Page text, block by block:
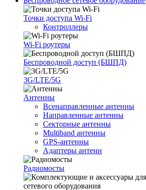
Точки доступа Wi-Fi
Контроллеры
Wi-Fi роутеры
Беспроводной доступ (БШПД)
3G/LTE/5G
Антенны
Всенаправленные антенны
Направленные антенны
Секторные антенны
Multiband антенны
GPS-антенны
Адаптеры антенн
Радиомосты